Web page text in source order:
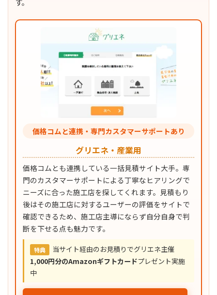
価格コムと連携・専門カスタマーサポートあり
グリエネ・産業用
価格コムとも連携している一括見積サイト大手。専
門のカスタマーサポートによる丁寧なヒアリングで
ニーズに合った施工店を探してくれます。見積もり
後はその施工店に対するユーザーの評価をサイトで
確認できるため、施工店主導にならず自分自身で判
断を下せる点も魅力です。
特典
当サイト経由のお見積りでグリエネ主催
1,000円分のAmazonギフトカードプレゼント実施
中